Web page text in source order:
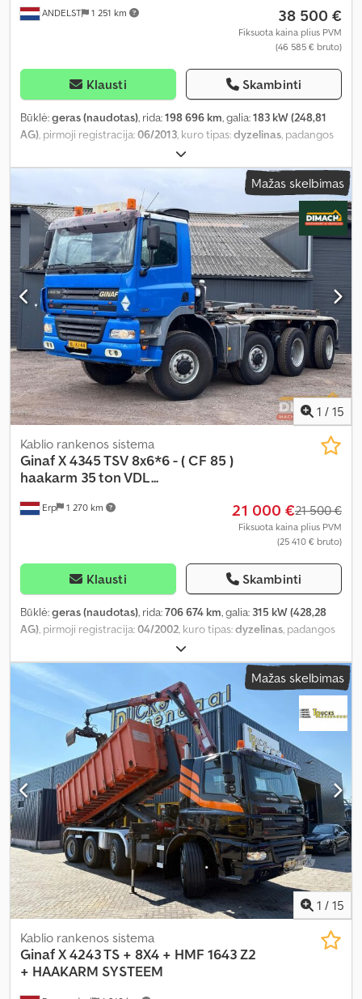
ANDELST 1 251 km 38 500 €
Fiksuota kaina plius PVM
(46 585 € bruto)
Klausti Skambinti
Būklė:geras (naudotas), rida:198 696 km, galia:183 kW (248,81
AG), pirmoji registracija:06/2013, kuro tipas:dyzelinas, padangos
, ašių konfigūracija:
kuras:dyzelinas, vairuotojo kabina:dieninė kabina, pavaros tipas:
, emisijos klasė: plienas-oras, sėdimų
vietų skaičius:
2, bendras ilgis:
2 500
mm, bendras aukštis:3 500 mm, leistina ašies apkrova (ašis 1):
9 000 kg, leistina ašies apkrova (ašis 2):11 500 kg, Gamybos metai:
2013, Įranga:ABS, EBS (Elektroninė stabdžių sistema), elektrinis
langų reguliavimas, kranas, kruizo kontrolė, oro
kondicionavimas,
Mažas skelbimas
1 / 15
Erp 1 270 km
Kablio rankenos sistema
GinafX 4345 TSV 8x6*6 - ( CF 85 )
haakarm 35 ton VDL...
21 000 €21 500 €
Fiksuota kaina plius PVM
(25 410 € bruto)
Klausti Skambinti
Būklė:geras (naudotas), rida:706 674 km, galia: 315 kW (428,28
AG), pirmoji registracija:04/2002, kuro tipas:dyzelinas, padangos
, ašių konfigūracija:
kuras:dyzelinas, spalva:mėlyna, pavaros tipas:mechaninis, pavarų
skaičius:
Euro 3, sėdimų vietų skaičius: 2, bendras
8 700 mm , bendras plotis:2 520 mm, leistina ašies apkrova
11 500 kg, leistina ašies apkrova (ašis 2):10 000 kg
, leistina
ašies apkrova (ašis 3):11 500 kg, Gamybos metai:2002
Mažas skelbimas
1 / 15
Kablio rankenos sistema
GinafX 4243 TS + 8X4 + HMF 1643 Z2
+ HAAKARM SYSTEEM